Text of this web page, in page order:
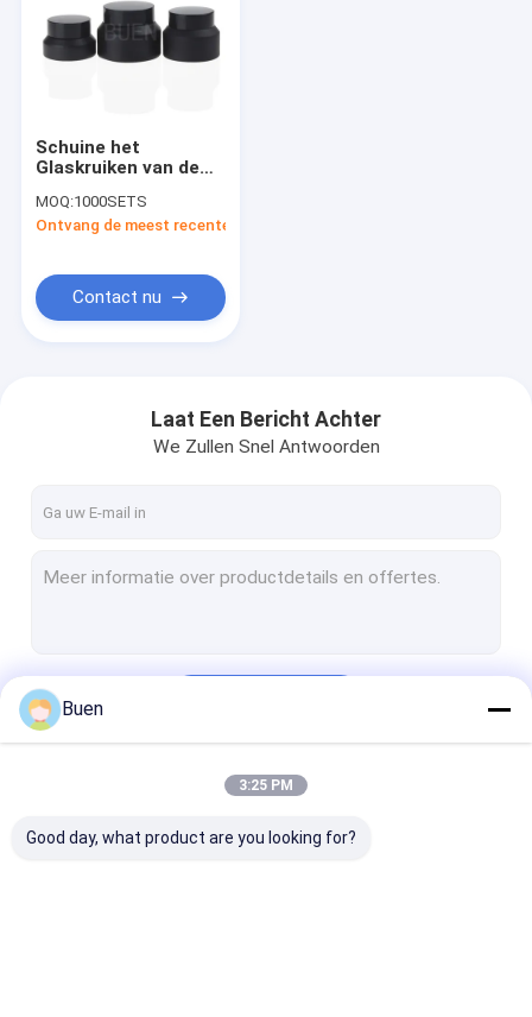
Schuine het
Glaskruiken van de
Schoonheidsmiddel
die 1oz verpakken
MOQ:1000SETS
Ontvang de meest recente Prijs
Contact nu
Laat Een Bericht Achter
We Zullen Snel Antwoorden
Buen
3:25 PM
Good day, what product are you looking for?